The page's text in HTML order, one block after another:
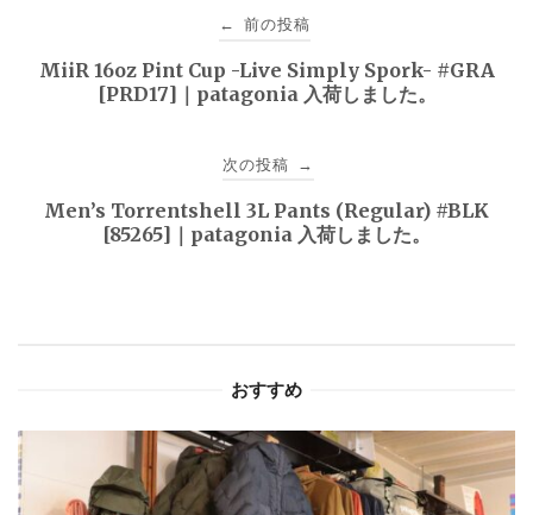
稿
← 前の投稿
MiiR 16oz Pint Cup -Live Simply Spork- #GRA
[PRD17]｜patagonia 入荷しました。
次の投稿 →
Men’s Torrentshell 3L Pants (Regular) #BLK
[85265]｜patagonia 入荷しました。
おすすめ